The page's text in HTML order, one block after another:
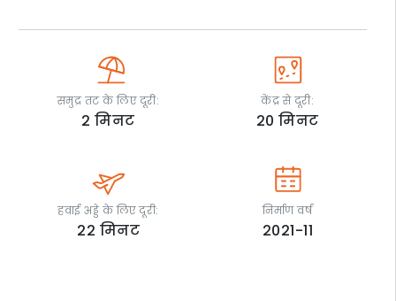
समुद्र तट के लिए दूरी:
2मिनट
केंद्र से दूरी:
20मिनट
हवाई अड्डे के लिए दूरी:
22 मिनट
निर्माण वर्ष
2021-11